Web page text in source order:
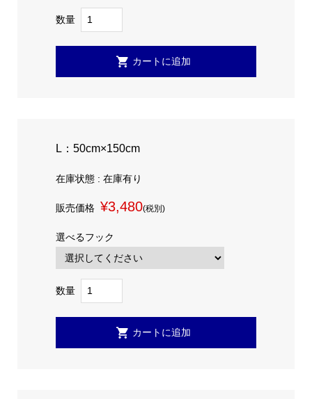
数量
L：50cm×150cm
在庫状態 : 在庫有り
販売価格 ¥3,480(税別)
選べるフック
数量